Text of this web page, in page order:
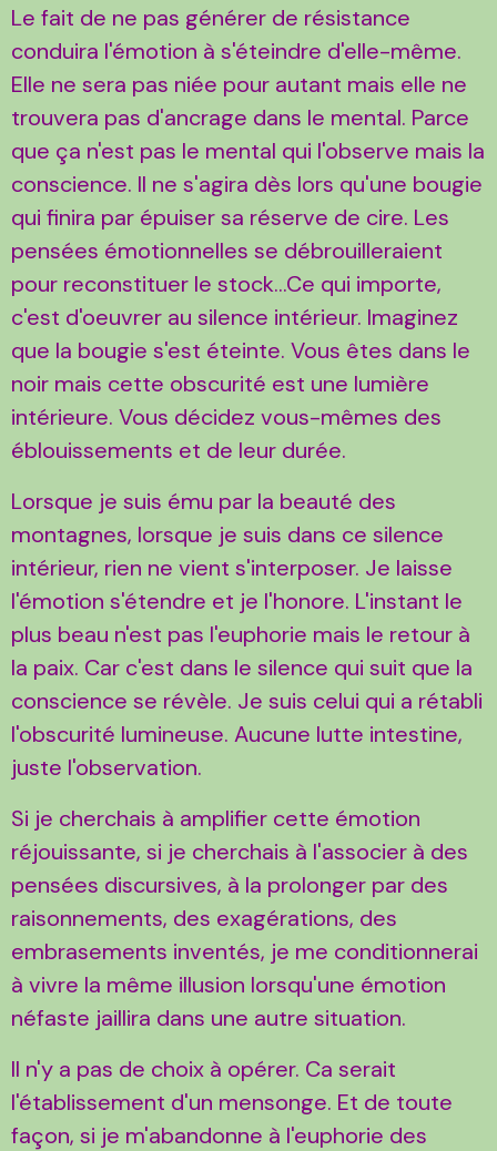
Le fait de ne pas générer de résistance
conduira l'émotion à s'éteindre d'elle-même.
Elle ne sera pas niée pour autant mais elle ne
trouvera pas d'ancrage dans le mental. Parce
que ça n'est pas le mental qui l'observe mais la
conscience. Il ne s'agira dès lors qu'une bougie
qui finira par épuiser sa réserve de cire. Les
pensées émotionnelles se débrouilleraient
pour reconstituer le stock...Ce qui importe,
c'est d'oeuvrer au silence intérieur. Imaginez
que la bougie s'est éteinte. Vous êtes dans le
noir mais cette obscurité est une lumière
intérieure. Vous décidez vous-mêmes des
éblouissements et de leur durée.
Lorsque je suis ému par la beauté des
montagnes, lorsque je suis dans ce silence
intérieur, rien ne vient s'interposer. Je laisse
l'émotion s'étendre et je l'honore. L'instant le
plus beau n'est pas l'euphorie mais le retour à
la paix. Car c'est dans le silence qui suit que la
conscience se révèle. Je suis celui qui a rétabli
l'obscurité lumineuse. Aucune lutte intestine,
juste l'observation.
Si je cherchais à amplifier cette émotion
réjouissante, si je cherchais à l'associer à des
pensées discursives, à la prolonger par des
raisonnements, des exagérations, des
embrasements inventés, je me conditionnerai
à vivre la même illusion lorsqu'une émotion
néfaste jaillira dans une autre situation.
Il n'y a pas de choix à opérer. Ca serait
l'établissement d'un mensonge. Et de toute
façon, si je m'abandonne à l'euphorie des